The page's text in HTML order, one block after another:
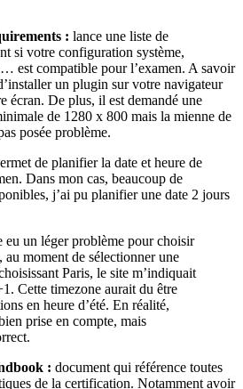
: lance une liste de
si votre configuration système,
est compatible pour l’examen. A savoir
un plugin sur votre navigateur
écran. De plus, il est demandé une
de 1280 x 800 mais la mienne de
posée problème.
de planifier la date et heure de
Dans mon cas, beaucoup de
j’ai pu planifier une date 2 jours
eu un léger problème pour choisir
au moment de sélectionner une
Paris, le site m’indiquait
Cette timezone aurait du être
en heure d’été. En réalité,
prise en compte, mais
: document qui référence toutes
de la certification. Notamment avoir